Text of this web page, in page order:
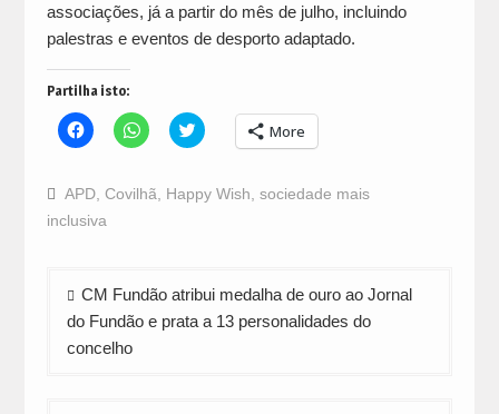
associações, já a partir do mês de julho, incluindo
palestras e eventos de desporto adaptado.
Partilha isto:
Click
to
Facebook
(Opens
in
new
Click
to
WhatsApp
(Opens
Click
to
Twitter
(Opens
More
APD, Covilhã Happy Wish sociedade mais
inclusiva
Navegação
de
artigos
CM Fundão atribui medalha de ouro ao Jornal
do Fundão e prata a 13 personalidades do
concelho